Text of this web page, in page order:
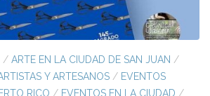
/ ARTE EN LA CIUDAD DE SAN JUAN /
Y ARTESANOS / EVENTOS
RICO / EVENTOS EN LA CIUDAD /